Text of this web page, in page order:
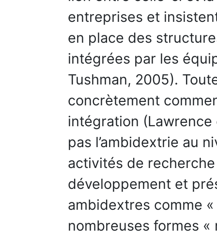
entreprises et
en place des
intégrées par les
Tushman, 2005).
concrètement
intégration (Lawrence
pas l’ambidextrie au
activités de
développement et
ambidextres comme
nombreuses formes